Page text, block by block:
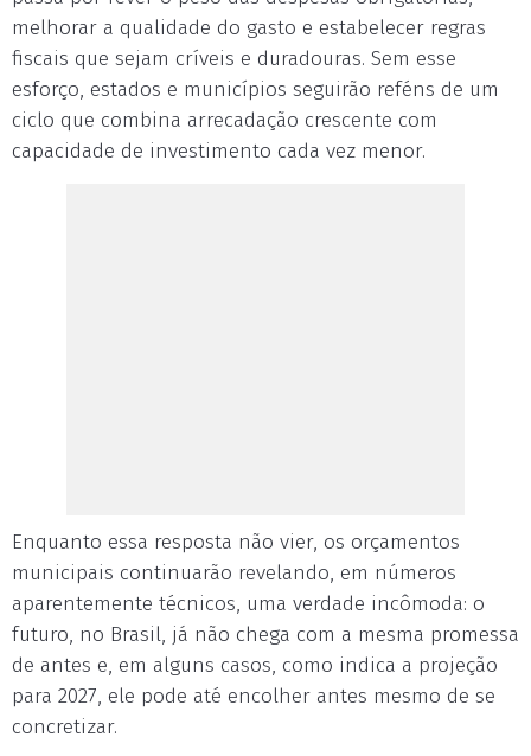
melhorar a qualidade do gasto e estabelecer regras
fiscais que sejam críveis e duradouras. Sem esse
esforço, estados e municípios seguirão reféns de um
ciclo que combina arrecadação crescente com
capacidade de investimento cada vez menor.
Enquanto essa resposta não vier, os orçamentos
municipais continuarão revelando, em números
aparentemente técnicos, uma verdade incômoda: o
futuro, no Brasil, já não chega com a mesma promessa
de antes e, em alguns casos, como indica a projeção
para 2027, ele pode até encolher antes mesmo de se
concretizar.